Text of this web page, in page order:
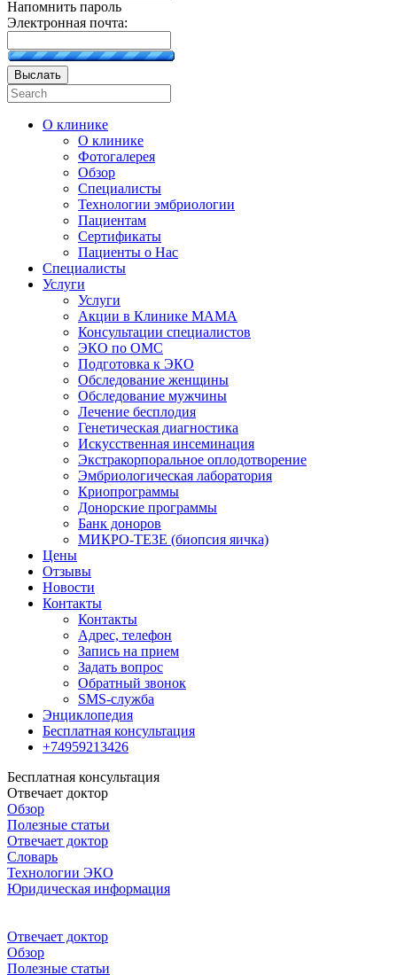
Напомнить пароль
Электронная почта:
Выслать
О клинике
О клинике
Фотогалерея
Обзор
Специалисты
Технологии эмбриологии
Пациентам
Сертификаты
Пациенты о Нас
Специалисты
Услуги
Услуги
Акции в Клинике МАМА
Консультации специалистов
ЭКО по ОМС
Подготовка к ЭКО
Обследование женщины
Обследование мужчины
Лечение бесплодия
Генетическая диагностика
Искусственная инсеминация
Экстракорпоральное оплодотворение
Эмбриологическая лаборатория
Криопрограммы
Донорские программы
Банк доноров
МИКРО-ТЕЗЕ (биопсия яичка)
Цены
Отзывы
Новости
Контакты
Контакты
Адрес, телефон
Запись на прием
Задать вопрос
Обратный звонок
SMS-служба
Энциклопедия
Бесплатная консультация
+74959213426
Бесплатная консультация
Отвечает доктор
Обзор
Полезные статьи
Отвечает доктор
Словарь
Технологии ЭКО
Юридическая информация
Отвечает доктор
Обзор
Полезные статьи